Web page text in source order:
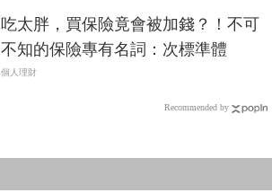
吃太胖，買保險竟會被加錢？！不可
不知的保險專有名詞：次標準體
個人理財
Recommended by